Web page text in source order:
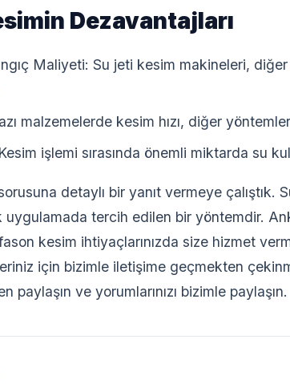
Dezavantajları
Maliyeti: Su jeti kesim makineleri,
malzemelerde kesim hızı, diğer
işlemi sırasında önemli miktarda su
detaylı bir yanıt vermeye çalıştık.
tercih edilen bir yöntemdir.
kesim ihtiyaçlarınızda size hizmet
için bizimle iletişime geçmekten
paylaşın ve yorumlarınızı bizimle paylaşın.